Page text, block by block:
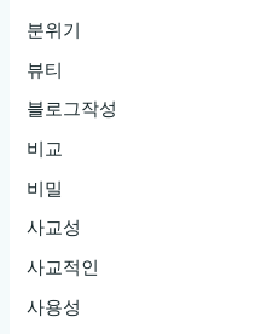
분위기
뷰티
블로그작성
비교
비밀
사교성
사교적인
사용성